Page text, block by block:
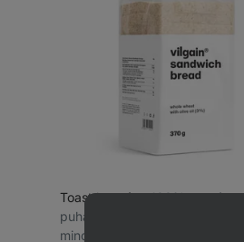
Toast kenyér⁠–⁠ 100%
puha, teljes kiőrlésű
mindössze 7 összetevőből